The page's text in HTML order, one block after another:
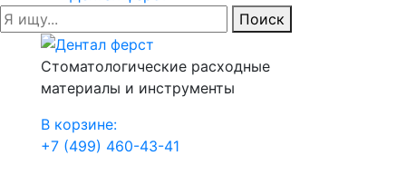
Поиск
Стоматологические расходные
материалы и инструменты
В корзине:
+7 (499) 460-43-41